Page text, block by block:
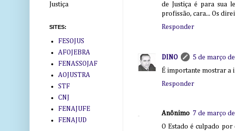
de Justiça é para sua
profissão, cara... Os
Responder
DINO
5 de março
É importante mostrar a
Responder
Anônimo 7 de março
O Estado é culpado por
Justiça
SITES:
FESOJUS
AFOJEBRA
FENASSOJAF
AOJUSTRA
STF
CNJ
FENAJUFE
FENAJUD